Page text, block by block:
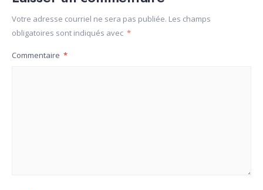
Votre adresse courriel ne sera pas publiée. Les champs
obligatoires sont indiqués avec *
Commentaire *